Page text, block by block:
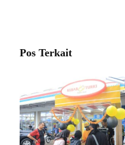
Pos Terkait